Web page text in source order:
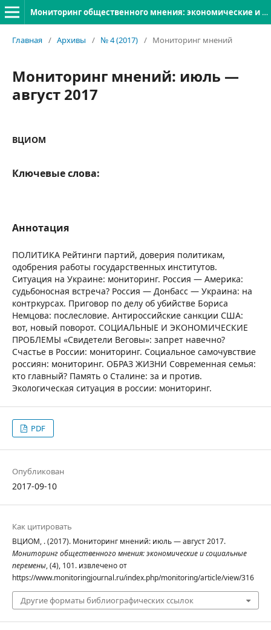
Мониторинг общественного мнения: экономические и социальные перемены
Главная / Архивы / № 4 (2017) / Мониторинг мнений
Мониторинг мнений: июль —
август 2017
ВЦИОМ
Ключевые слова:
Аннотация
ПОЛИТИКА Рейтинги партий, доверия политикам,
одобрения работы государственных институтов.
Ситуация на Украине: мониторинг. Россия — Америка:
судьбоносная встреча? Россия — Донбасс — Украина: на
контркурсах. Приговор по делу об убийстве Бориса
Немцова: послесловие. Антироссийские санкции США:
вот, новый поворот. СОЦИАЛЬНЫЕ И ЭКОНОМИЧЕСКИЕ
ПРОБЛЕМЫ «Свидетели Bеговы»: запрет навечно?
Cчастье в России: мониторинг. Социальное самочувствие
россиян: мониторинг. ОБРАЗ ЖИЗНИ Современная семья:
кто главный? Память о Сталине: за и против.
Экологическая ситуация в россии: мониторинг.
PDF
Опубликован
2017-09-10
Как цитировать
ВЦИОМ, . (2017). Мониторинг мнений: июль — август 2017.
Мониторинг общественного мнения: экономические и социальные
перемены, (4), 101. извлечено от
https://www.monitoringjournal.ru/index.php/monitoring/article/view/316
Другие форматы библиографических ссылок